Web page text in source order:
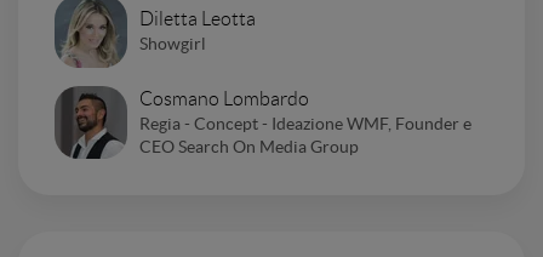
Diletta Leotta
Showgirl
Cosmano Lombardo
Regia - Concept - Ideazione WMF, Founder e
CEO Search On Media Group